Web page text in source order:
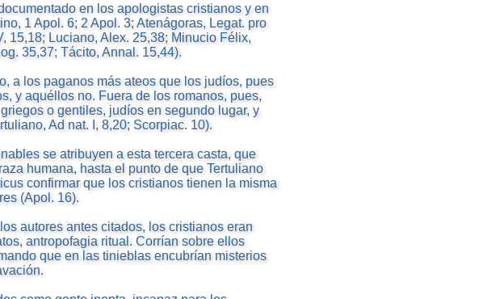
en los apologistas cristianos y en
1 Apol. 6; 2 Apol. 3; Atenágoras, Legat. pro
15,18; Luciano, Alex. 25,38; Minucio Félix,
35,37; Tácito, Annal. 15,44).
a los paganos más ateos que los judíos, pues
y aquéllos no. Fuera de los romanos, pues,
o gentiles, judíos en segundo lugar, y
Ad nat. I, 8,20; Scorpiac. 10).
se atribuyen a esta tercera casta, que
humana, hasta el punto de que Tertuliano
confirmar que los cristianos tienen la misma
(Apol. 16).
autores antes citados, los cristianos eran
antropofagia ritual. Corrían sobre ellos
que en las tinieblas encubrían misterios